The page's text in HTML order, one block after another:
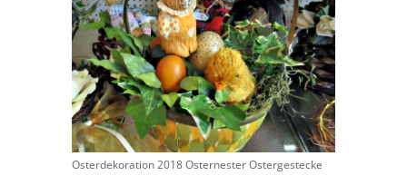
Osterdekoration 2018 Osternester Ostergestecke